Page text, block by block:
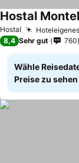
Hostal
Hostal
8,4 Sehr gut 760
Wähle
Preise zu sehen